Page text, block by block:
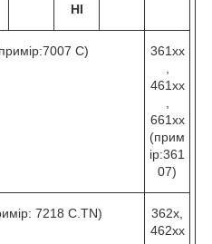
HI
C)
361хх
461хх
661хх
(прим
ір:361
07)
7218 C.TN)
362х,
462хх